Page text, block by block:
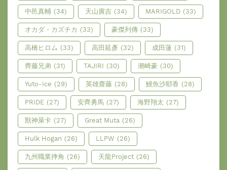
中邑真輔 (34) 天山廣吉 (34) MARIGOLD (33)
オカダ・カズチカ (33) 豪傑列傳 (33)
高橋ヒロム (33) 高田延彥 (32) 成田蓮 (31)
齊藤兄弟 (31) TAJIRI (30) 潮崎豪 (30)
Yuto-Ice (29) 英雄齋藤 (28) 鰻魚沙耶香 (28)
PRIDE (27) 安齊勇馬 (27) 海野翔太 (27)
獸神萊卡 (27) Great Muta (26)
Hulk Hogan (26) LLPW (26)
九州職業摔角 (26) 天龍Project (26)